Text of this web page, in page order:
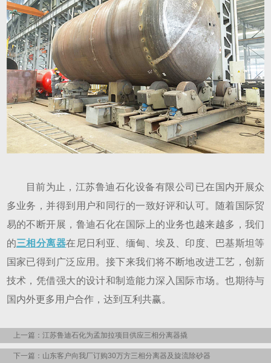
目前为止，江苏鲁迪石化设备有限公司已在国内开展众
多业务，并得到用户和同行的一致好评和认可。随着国际贸
易的不断开展，鲁迪石化在国际上的业务也越来越多，我们
的三相分离器在尼日利亚、缅甸、埃及、印度、巴基斯坦等
国家已得到广泛应用。接下来我们将不断地改进工艺，创新
技术，凭借强大的设计和制造能力深入国际市场。也期待与
国内外更多用户合作，达到互利共赢。
上一篇：江苏鲁迪石化为孟加拉项目供应三相分离器撬
下一篇：山东客户向我厂订购30万方三相分离器及旋流除砂器